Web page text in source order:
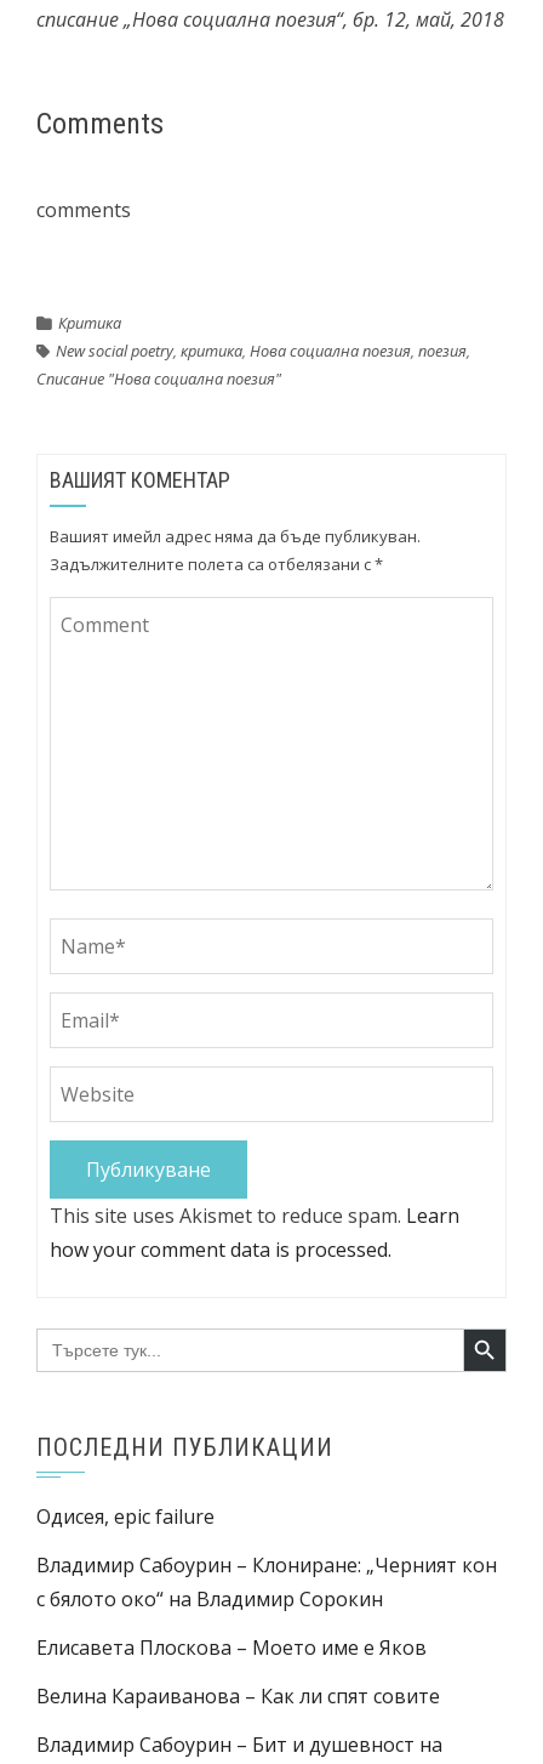
списание „Нова социална поезия“, бр. 12, май, 2018
Comments
comments
Критика
New social poetry, критика, Нова социална поезия, поезия,
Списание "Нова социална поезия"
ВАШИЯТ КОМЕНТАР
Вашият имейл адрес няма да бъде публикуван.
Задължителните полета са отбелязани с*
This site uses Akismet to reduce spam. Learn
how your comment data is processed.
Search
for:
Search Button
ПОСЛЕДНИ ПУБЛИКАЦИИ
Одисея, epic failure
Владимир Сабоурин – Клониране: „Черният кон
с бялото око“ на Владимир Сорокин
Елисавета Плоскова – Моето име е Яков
Велина Караиванова – Как ли спят совите
Владимир Сабоурин – Бит и душевност на